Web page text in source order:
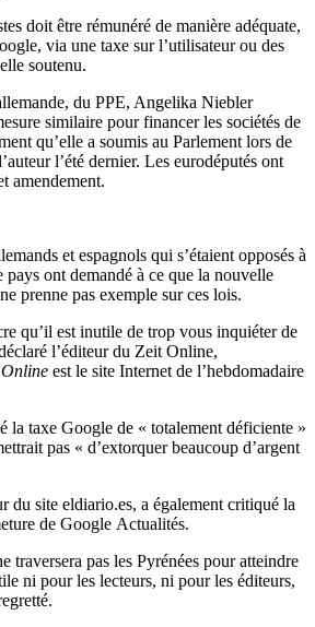
doit être rémunéré de manière adéquate,
via une taxe sur l’utilisateur ou des
soutenu.
du PPE, Angelika Niebler
similaire pour financer les sociétés de
qu’elle a soumis au Parlement lors de
l’été dernier. Les eurodéputés ont
amendement.
et espagnols qui s’étaient opposés à
ont demandé à ce que la nouvelle
prenne pas exemple sur ces lois.
qu’il est inutile de trop vous inquiéter de
l’éditeur du Zeit Online,
est le site Internet de l’hebdomadaire
la taxe Google de « totalement déficiente »
pas « d’extorquer beaucoup d’argent
du site eldiario.es, a également critiqué la
de Google Actualités.
traversera pas les Pyrénées pour atteindre
ni pour les lecteurs, ni pour les éditeurs,